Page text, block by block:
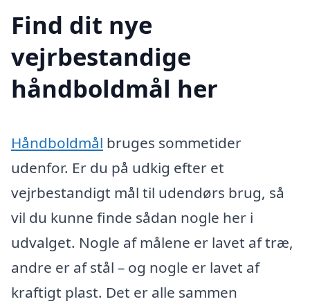
Find dit nye
vejrbestandige
håndboldmål her
Håndboldmål bruges sommetider
udenfor. Er du på udkig efter et
vejrbestandigt mål til udendørs brug, så
vil du kunne finde sådan nogle her i
udvalget. Nogle af målene er lavet af træ,
andre er af stål – og nogle er lavet af
kraftigt plast. Det er alle sammen